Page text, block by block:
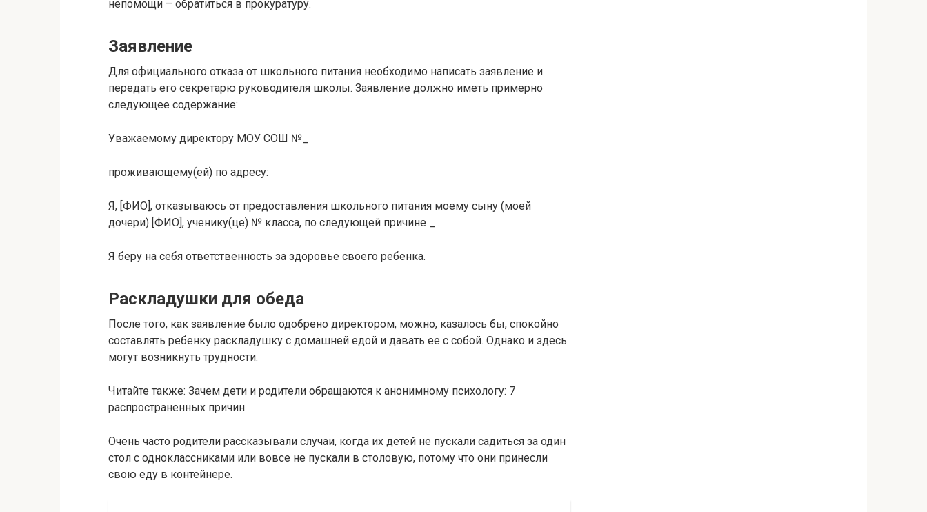
непомощи – обратиться в прокуратуру.
Заявление
Для официального отказа от школьного питания необходимо написать заявление и
передать его секретарю руководителя школы. Заявление должно иметь примерно
следующее содержание:
Уважаемому директору МОУ СОШ №_
проживающему(ей) по адресу:
Я, [ФИО], отказываюсь от предоставления школьного питания моему сыну (моей
дочери) [ФИО], ученику(це) № класса, по следующей причине _ .
Я беру на себя ответственность за здоровье своего ребенка.
Раскладушки для обеда
После того, как заявление было одобрено директором, можно, казалось бы, спокойно
составлять ребенку раскладушку с домашней едой и давать ее с собой. Однако и здесь
могут возникнуть трудности.
Читайте также: Зачем дети и родители обращаются к анонимному психологу: 7
распространенных причин
Очень часто родители рассказывали случаи, когда их детей не пускали садиться за один
стол с одноклассниками или вовсе не пускали в столовую, потому что они принесли
свою еду в контейнере.